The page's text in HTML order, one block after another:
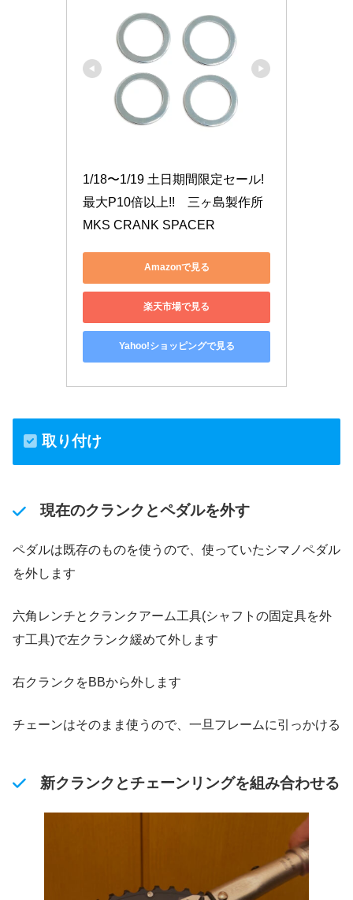
1/18〜1/19 土日期間限定セール!
最大P10倍以上!!　三ヶ島製作所
MKS CRANK SPACER
Amazonで見る
楽天市場で見る
Yahoo!ショッピングで見る
取り付け
現在のクランクとペダルを外す
ペダルは既存のものを使うので、使っていたシマノペダル
を外します
六角レンチとクランクアーム工具(シャフトの固定具を外
す工具)で左クランク緩めて外します
右クランクをBBから外します
チェーンはそのまま使うので、一旦フレームに引っかける
新クランクとチェーンリングを組み合わせる